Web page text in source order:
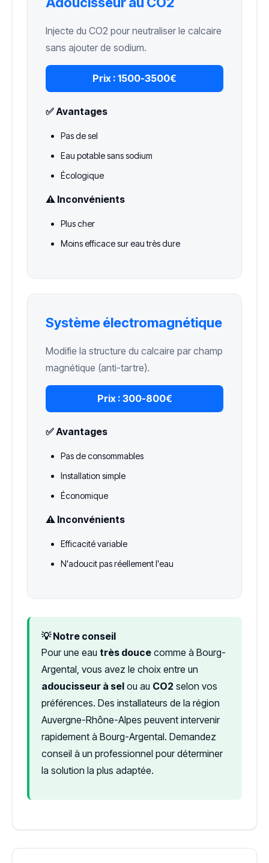
Injecte du CO2 pour neutraliser le calcaire
sans ajouter de sodium.
Prix : 1500-3500€
✅ Avantages
Pas de sel
Eau potable sans sodium
Écologique
⚠️ Inconvénients
Plus cher
Moins efficace sur eau très dure
Système électromagnétique
Modifie la structure du calcaire par champ
magnétique (anti-tartre).
Prix : 300-800€
✅ Avantages
Pas de consommables
Installation simple
Économique
⚠️ Inconvénients
Efficacité variable
N'adoucit pas réellement l'eau
💡 Notre conseil
Pour une eau très douce comme à Bourg-
Argental, vous avez le choix entre un
adoucisseur à sel ou au CO2 selon vos
préférences. Des installateurs de la région
Auvergne-Rhône-Alpes peuvent intervenir
rapidement à Bourg-Argental. Demandez
conseil à un professionnel pour déterminer
la solution la plus adaptée.